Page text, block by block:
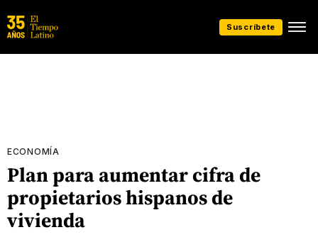
Suscríbete
ECONOMÍA
Plan para aumentar cifra de
propietarios hispanos de
vivienda